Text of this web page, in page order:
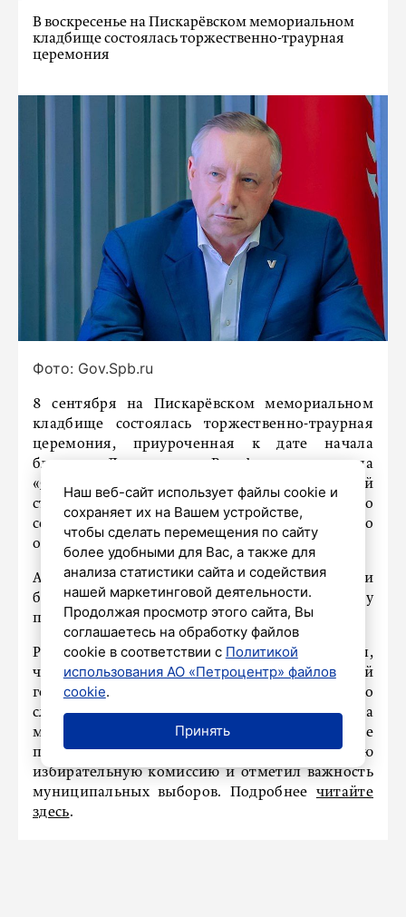
В воскресенье на Пискарёвском мемориальном
кладбище состоялась торжественно-траурная
церемония
Фото: Gov.Spb.ru
8 сентября на Пискарёвском мемориальном
кладбище состоялась торжественно-траурная
церемония, приуроченная к дате начала
блокады Ленинграда. В эфире телеканала
«Санкт-Петербург
» губернатор Северной
столицы Александр Беглов рассказал, что
сегодня почтить память ленинградцев пришло
очень много молодёжи.
Александр Беглов подчеркнул, что жители
блокадного Ленинграда показали всему миру
пример стойкости и мужества.
Ранее «Петербургский дневник» сообщал,
что Александр Беглов поблагодарил жителей
города за высокую явку на выборах. По его
словам, жители проголосовали за будущее, за
мегаполис 21-го века. Губернатор также
поблагодарил за работу городскую
избирательную комиссию и отметил важность
муниципальных выборов. Подробнее читайте
здесь.
Наш веб-сайт использует файлы cookie и
сохраняет их на Вашем устройстве,
чтобы сделать перемещения по сайту
более удобными для Вас, а также для
анализа статистики сайта и содействия
нашей маркетинговой деятельности.
Продолжая просмотр этого сайта, Вы
соглашаетесь на обработку файлов
cookie в соответствии с Политикой
использования АО «Петроцентр» файлов
cookie.
Принять